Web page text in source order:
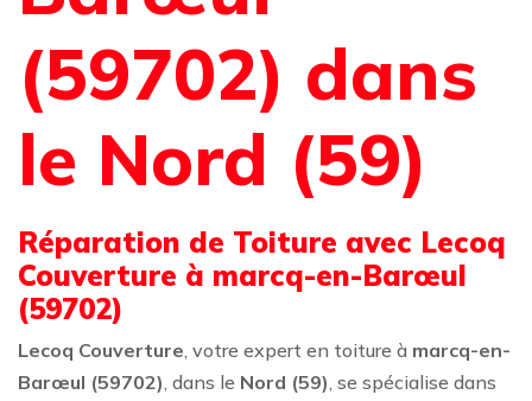
(59702) dans
le Nord (59)
Réparation de Toiture avec Lecoq
Couverture à marcq-en-Barœul
(59702)
Lecoq Couverture, votre expert en toiture à marcq-en-
Barœul (59702), dans le Nord (59), se spécialise dans